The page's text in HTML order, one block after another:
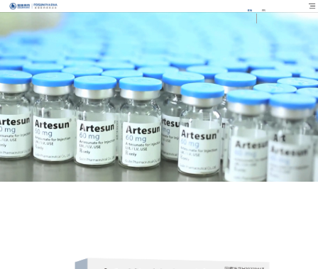
EN FR